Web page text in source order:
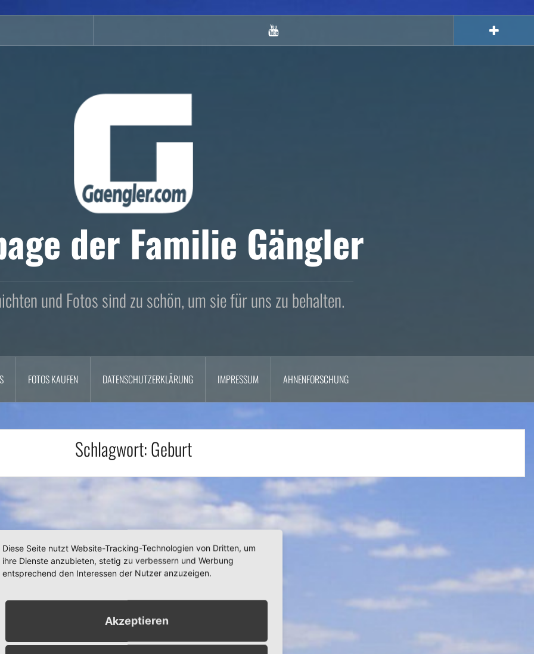
Youtube
der Familie Gängler
und Fotos sind zu schön, um sie für uns zu behalten.
FOTOS KAUFEN DATENSCHUTZERKLÄRUNG IMPRESSUM AHNENFORSCHUNG
Schlagwort:Geburt
Diese Seite nutzt Website-Tracking-Technologien von Dritten, um
ihre Dienste anzubieten, stetig zu verbessern und Werbung
entsprechend den Interessen der Nutzer anzuzeigen.
Akzeptieren